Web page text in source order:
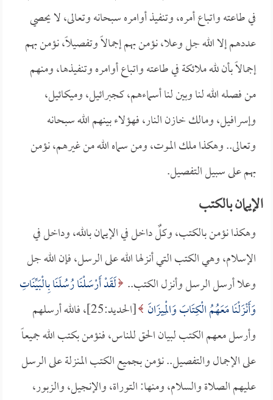
في طاعته واتباع أمره، وتنفيذ أوامره سبحانه وتعالى، لا يحصي
عددهم إلا الله جل وعلا، نؤمن بهم إجمالاً وتفصيلاً، نؤمن بهم
إجمالاً بأن لله ملائكة في طاعته واتباع أوامره وتنفيذها، ومنهم
من فصله الله لنا وبين لنا أسماءهم، كجبرائيل، وميكائيل،
وإسرافيل، ومالك خازن النار، فهؤلاء بينهم الله سبحانه
وتعالى.. وهكذا ملك الموت، ومن سماه الله من غيرهم، نؤمن
بهم على سبيل التفصيل.
الإيمان بالكتب
وهكذا نؤمن بالكتب، وكلٌ داخل في الإيمان بالله، وداخل في
الإسلام، وهي الكتب التي أنزلها الله على الرسل، فإن الله جل
وعلا أرسل الرسل وأنزل الكتب.. لَقَدْ أَرْسَلْنَا رُسُلَنَا بِالْبَيِّنَاتِ
وَأَنْزَلْنَا مَعَهُمُ الْكِتَابَ وَالْمِيزَانَ
[الحديد:25]، فالله أرسلهم
وأرسل معهم الكتب لبيان الحق للناس، فنؤمن بكتب الله جميعاً
على الإجمال والتفصيل.. نؤمن بجميع الكتب المنزلة على الرسل
عليهم الصلاة والسلام، ومنها: التوراة، والإنجيل، والزبور،